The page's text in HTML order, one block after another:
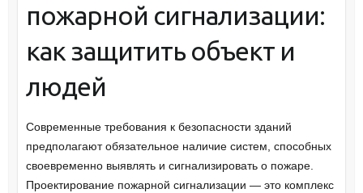
пожарной сигнализации:
как защитить объект и
людей
Современные требования к безопасности зданий
предполагают обязательное наличие систем, способных
своевременно выявлять и сигнализировать о пожаре.
Проектирование пожарной сигнализации — это комплекс